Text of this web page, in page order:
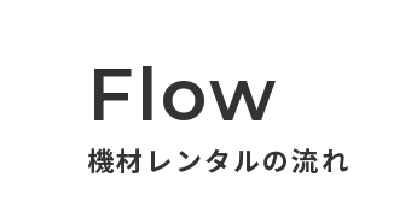
Flow
機材レンタルの流れ